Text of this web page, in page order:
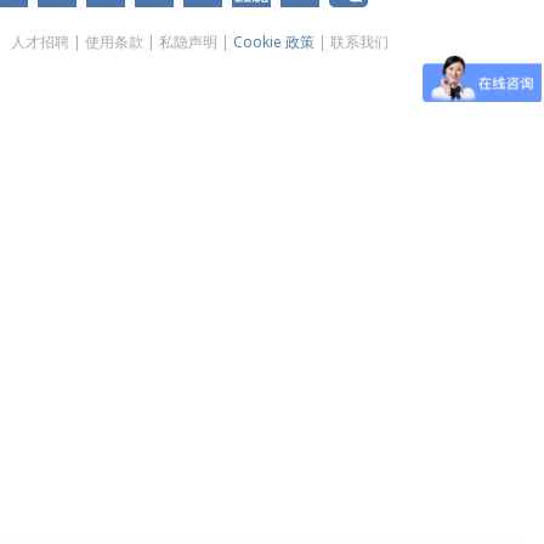
人才招聘| 使用条款 | 私隐声明 | Cookie 政策| 联系我们